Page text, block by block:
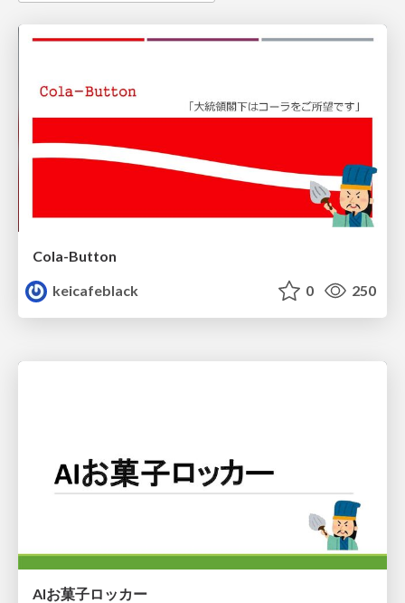
Cola-Button
keicafeblack
0 250
AIお菓子ロッカー